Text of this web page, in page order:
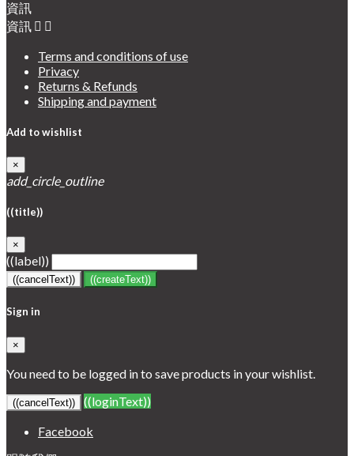
資訊
資訊  
Terms and conditions of use
Privacy
Returns & Refunds
Shipping and payment
Add to wishlist
×
add_circle_outline
((title))
×
((label))
((cancelText)) ((createText))
Sign in
×
You need to be logged in to save products in your wishlist.
((cancelText))
((loginText))
Facebook